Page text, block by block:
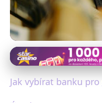
Studentské půjčky
Jak Vybrat
Jak vybírat banku pro